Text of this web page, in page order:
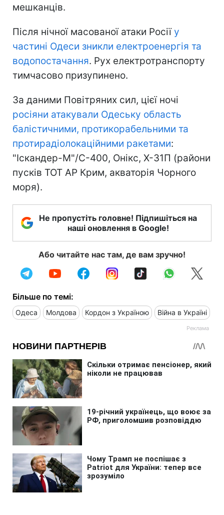
мешканців.
Після нічної масованої атаки Росіїу
частині Одеси зникли електроенергія та
водопостачання. Рух електротранспорту
тимчасово призупинено.
За даними Повітряних сил, цієї ночі
росіяни атакували Одеську область
балістичними, протикорабельними та
протирадіолокаційними ракетами:
"Іскандер-М"/С-400, Онікс, Х-31П (райони
пусків ТОТ АР Крим, акваторія Чорного
моря).
Не пропустіть головне! Підпишіться на
наші оновлення в Google!
Або читайте нас там, де вам зручно!
Більше по темі:
Одеса Молдова Кордон з Україною Війна в Україні